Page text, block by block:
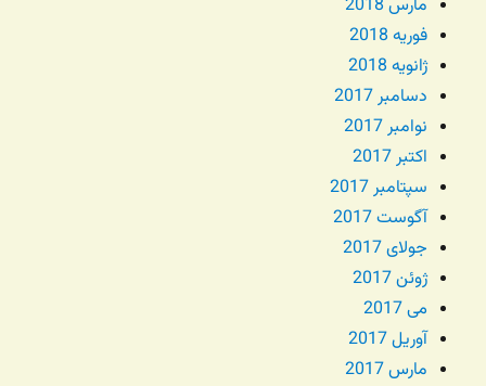
مارس 2018
فوریه 2018
ژانویه 2018
دسامبر 2017
نوامبر 2017
اکتبر 2017
سپتامبر 2017
آگوست 2017
جولای 2017
ژوئن 2017
می 2017
آوریل 2017
مارس 2017